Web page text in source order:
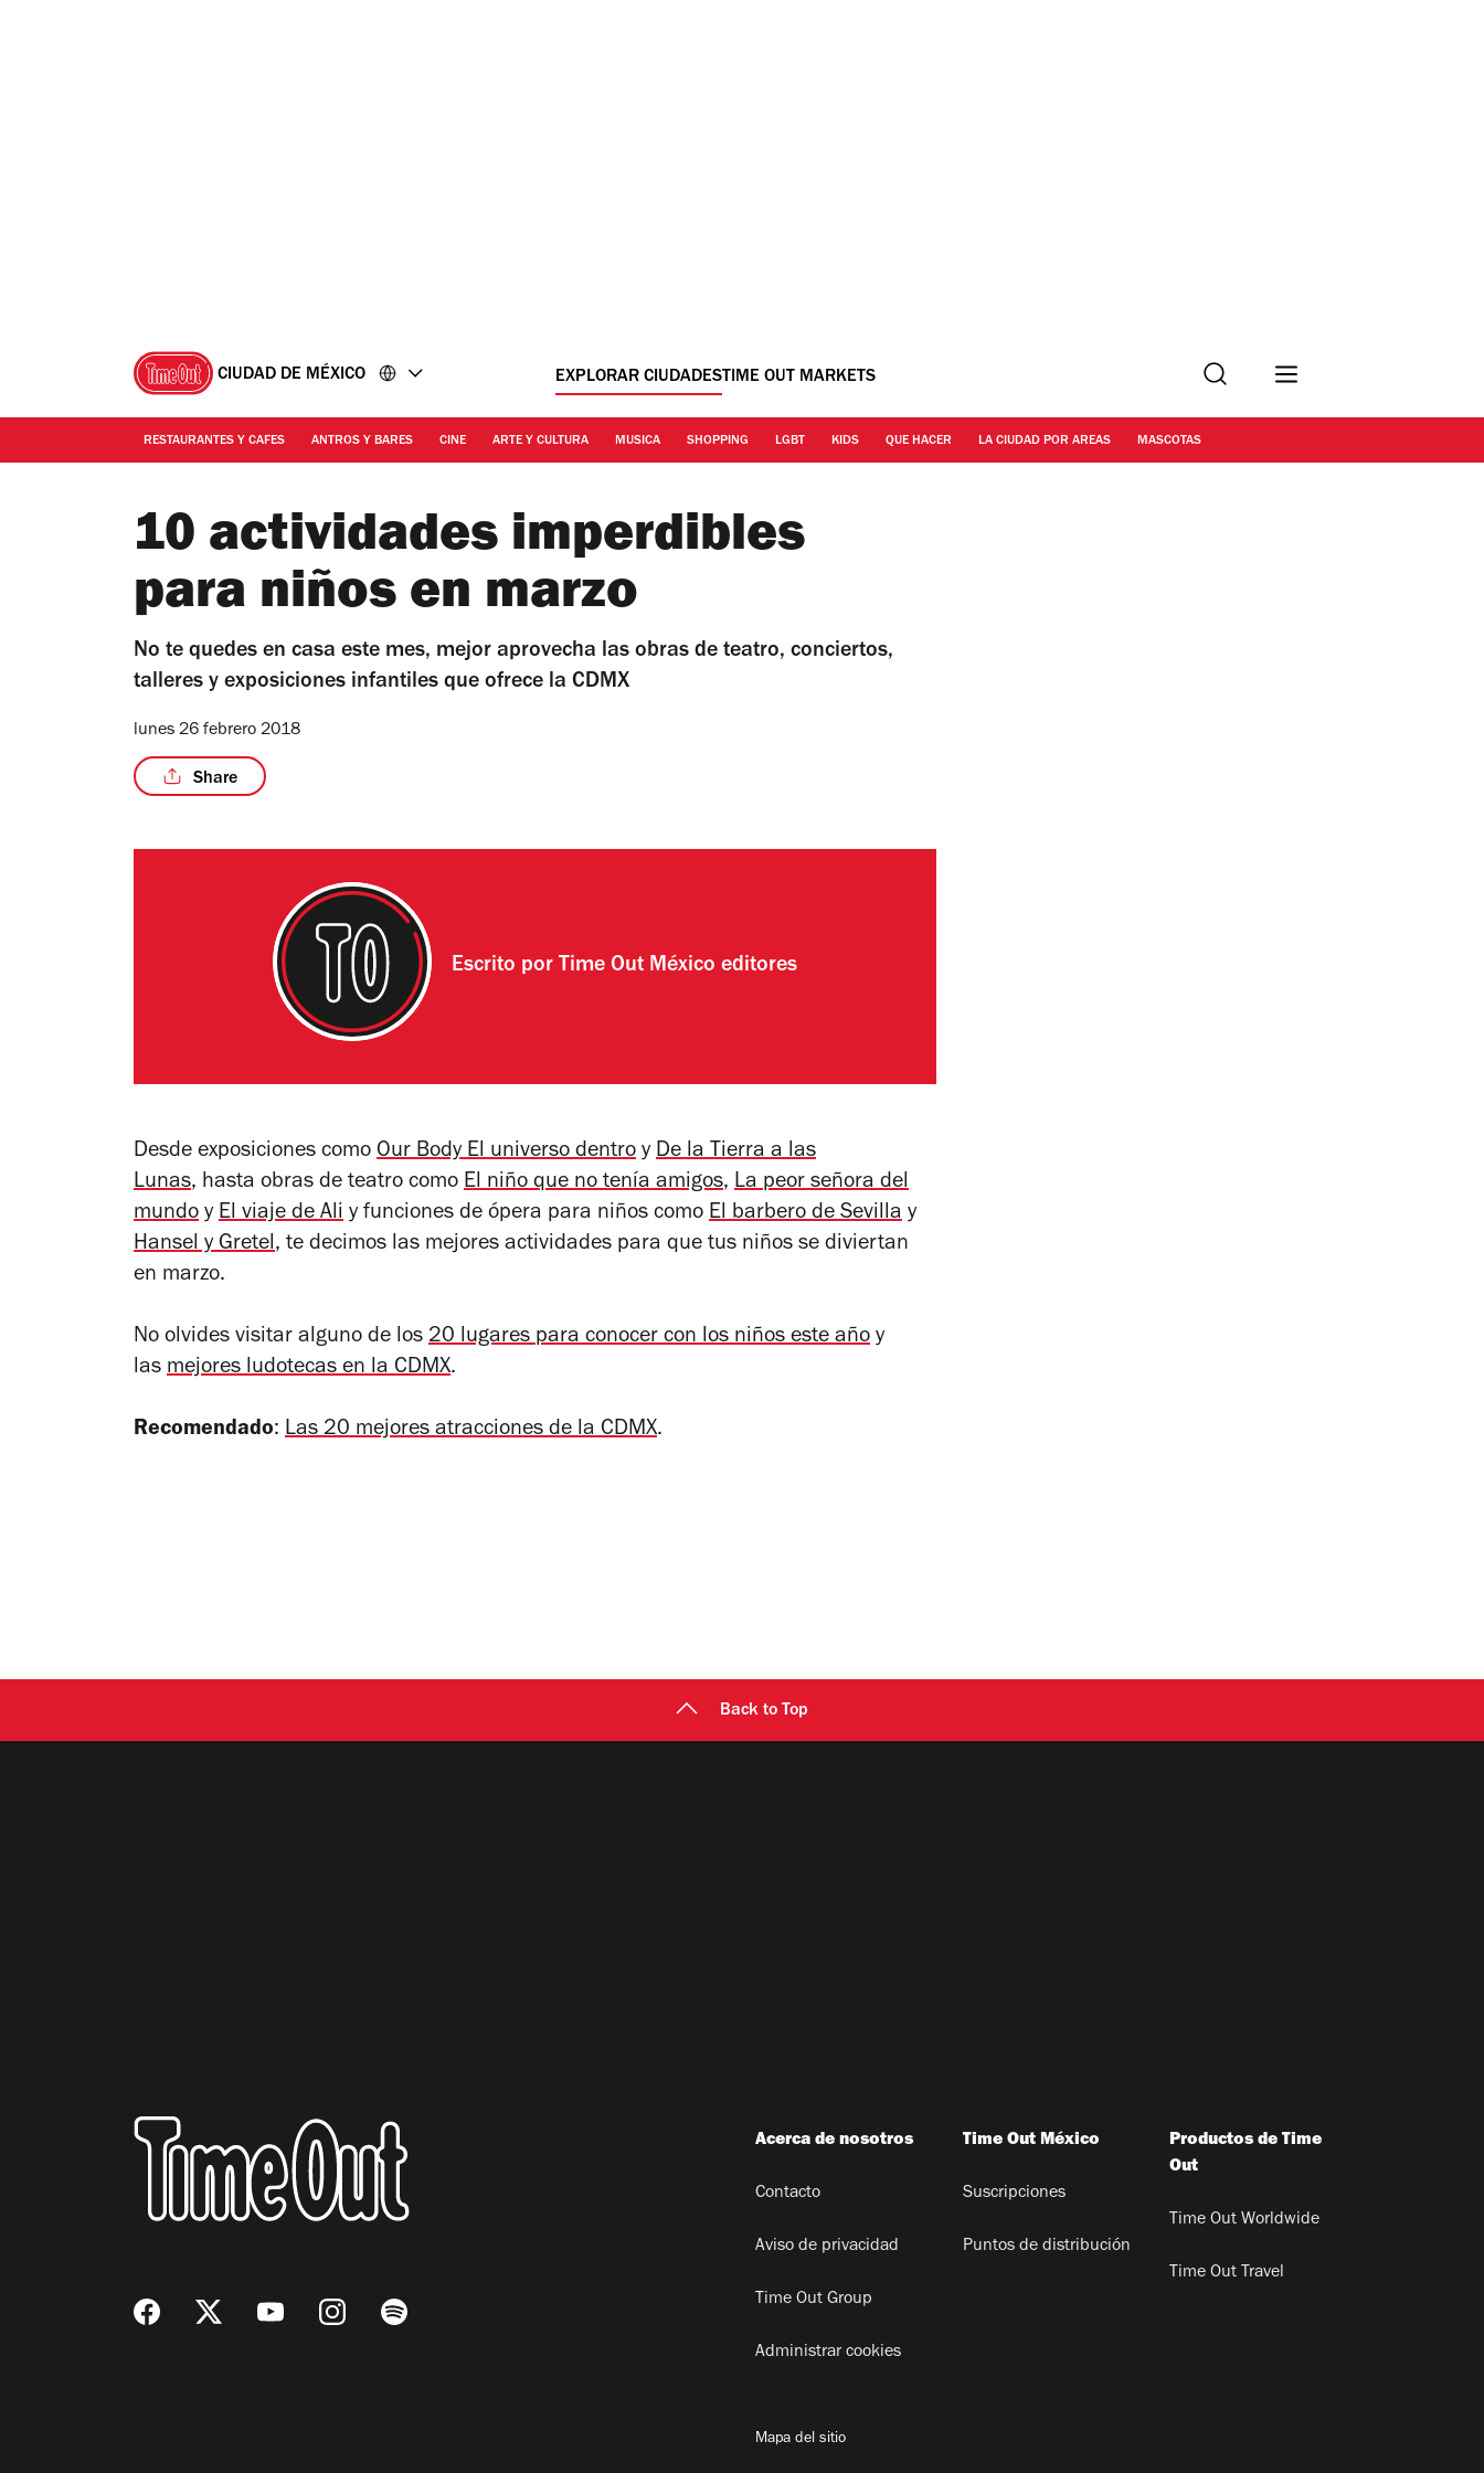
CIUDAD DE MÉXICO EXPLORAR CIUDADESTIME OUT MARKETS Buscar
RESTAURANTES Y CAFES ANTROS Y BARES CINE ARTE Y CULTURA MUSICA SHOPPING LGBT KIDS QUE HACER LA CIUDAD POR AREAS MASCOTAS
10 actividades imperdibles
para niños en marzo
No te quedes en casa este mes, mejor aprovecha las obras de teatro, conciertos,
talleres y exposiciones infantiles que ofrece la CDMX
lunes 26 febrero 2018
Share
Escrito por Time Out México editores
Desde exposiciones como Our Body El universo dentro y De la Tierra a las
Lunas, hasta obras de teatro como El niño que no tenía amigos, La peor señora del
mundo y El viaje de Ali y funciones de ópera para niños como El barbero de Sevilla y
Hansel y Gretel, te decimos las mejores actividades para que tus niños se diviertan
en marzo.
No olvides visitar alguno de los 20 lugares para conocer con los niños este año y
las mejores ludotecas en la CDMX.
Recomendado: Las 20 mejores atracciones de la CDMX.
Back to Top
Acerca de nosotros
Contacto
Aviso de privacidad
Time Out Group
Administrar cookies
Time Out México
Suscripciones
Puntos de distribución
Productos de Time
Out
Time Out Worldwide
Time Out Travel
Mapa del sitio